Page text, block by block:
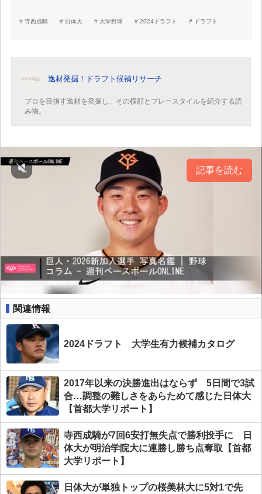
寺西成騎 日体大 大学野球 2024ドラフト ドラフト
逸材発掘！ドラフト候補リサーチ
プロを目指す逸材を発掘し、その横顔とプレースタイルを紹介する読
み物。
記事を読む
関連情報
2024ドラフト 大学生有力候補カタログ
2017年以来の決勝進出はならず 5日間で3試
合…調整の難しさをあらためて感じた日体大
【首都大学リポート】
寺西成騎が7回6安打無失点で勝利投手に 日
体大が明治学院大に連勝し勝ち点奪取【首都
大学リポート】
日体大が単独トップの桜美林大に5対1で先